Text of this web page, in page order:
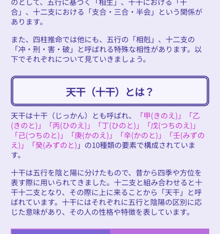
合」、十二支における「支合・三合・半会」という関係が
あります。
また、四柱推命では他にも、五行の「相剋」、十二支の
「冲・刑・害・破」と呼ばれる特殊な相性があります。以
下でそれぞれについて見ていきましょう。
天干（十干）とは？
天干は十干（じっかん）とも呼ばれ、
「甲(きのえ)」「乙
(きのと)」「丙(ひのえ)」「丁(ひのと)」「戊(つちのえ)」
「己(つちのと)」「庚(かのえ)」「辛(かのと)」「壬(みずの
え)」「癸(みずのと) 」の10種類の要素で構成されていま
す。
十干は五行を陰と陽に分けたもので、昔から四季や方位を
表す際に用いられてきました。十二支と組み合わせると十
干十二支となり、その際に上に来ることから「天干」と呼
ばれています。十干にはそれぞれに五行と陰陽の区別に応
じた意味があり、その人の性格や特徴を表しています。